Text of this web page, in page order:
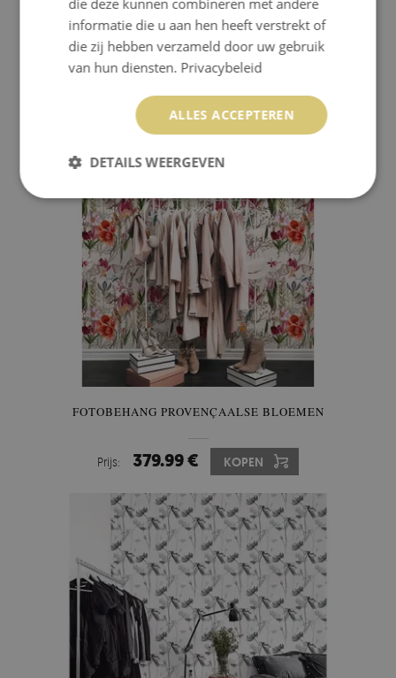
FOTOBEHANG AQUARELBLOEMEN
379.99 € KOPEN
FOTOBEHANG PROVENÇAALSE BLOEMEN
Prijs: 379.99 € KOPEN
die deze kunnen combineren met andere
informatie die u aan hen heeft verstrekt of
die zij hebben verzameld door uw gebruik
van hun diensten. Privacybeleid
ALLES ACCEPTEREN
DETAILS WEERGEVEN